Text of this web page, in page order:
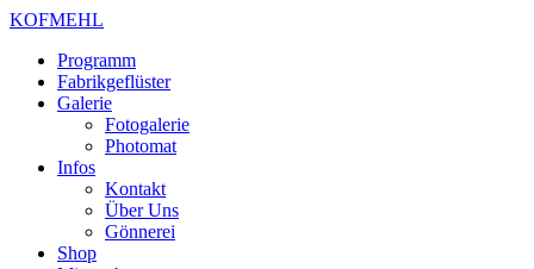
KOFMEHL
Programm
Fabrikgeflüster
Galerie
Fotogalerie
Photomat
Infos
Kontakt
Über Uns
Gönnerei
Shop